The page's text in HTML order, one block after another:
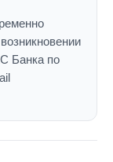
Банка по